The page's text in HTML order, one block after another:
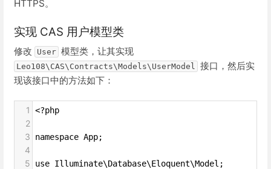
HTTPS。
实现 CAS 用户模型类
修改 User 模型类，让其实现
Leo108\CAS\Contracts\Models\UserModel
接口，然后实
现该接口中的方法如下：
1 <?php
2
3
namespace App;
4
5
use Illuminate\Database\Eloquent\Model;